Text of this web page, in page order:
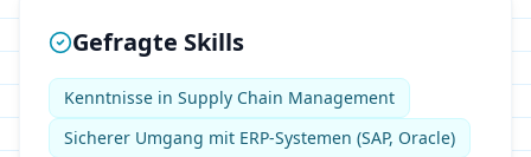
Gefragte Skills
Kenntnisse in Supply Chain Management
Sicherer Umgang mit ERP-Systemen (SAP, Oracle)